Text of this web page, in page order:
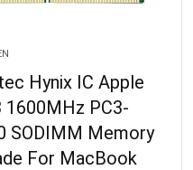
Hynix IC Apple
1600MHz PC3-
SODIMM Memory
For MacBook